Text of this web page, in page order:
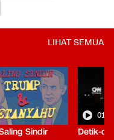
LIHAT SEMUA
Sindir
Detik-